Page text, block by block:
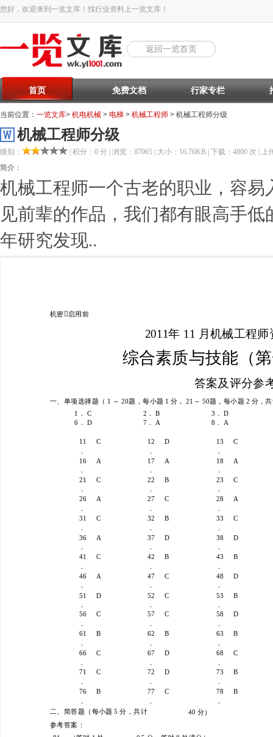
您好，欢迎来到一览文库！找行业资料上一览文库！
返回一览首页
首页 免费文档 行家专栏
当前位置： 一览文库> 机电机械 > 电梯 > 机械工程师 > 机械工程师分级
机械工程师分级
级别：
| 积分：0 分 | 浏览：87065 | 大小：16.76KB | 下载：4800 次 | 上
简介：
机械工程师一个古老的职业，容易
见前辈的作品，我们都有眼高手
年研究发现..